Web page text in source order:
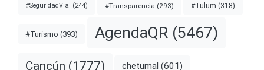
#SeguridadVial (244) #Transparencia (293) #Tulum (318)
#Turismo (393) AgendaQR (5467)
Cancún (1777) chetumal (601)